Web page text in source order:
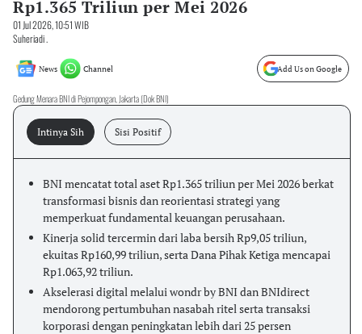
Rp1.365 Triliun per Mei 2026
01 Jul 2026, 10:51 WIB
Suheriadi .
News Channel Add Us on Google
Gedung Menara BNI di Pejompongan, Jakarta (Dok BNI)
Intinya Sih Sisi Positif
BNI mencatat total aset Rp1.365 triliun per Mei 2026 berkat
transformasi bisnis dan reorientasi strategi yang
memperkuat fundamental keuangan perusahaan.
Kinerja solid tercermin dari laba bersih Rp9,05 triliun,
ekuitas Rp160,99 triliun, serta Dana Pihak Ketiga mencapai
Rp1.063,92 triliun.
Akselerasi digital melalui wondr by BNI dan BNIdirect
mendorong pertumbuhan nasabah ritel serta transaksi
korporasi dengan peningkatan lebih dari 25 persen